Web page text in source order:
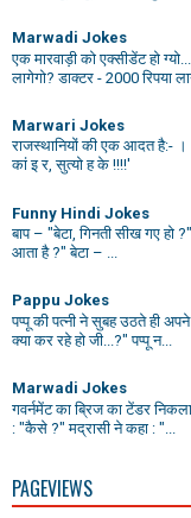
Marwadi Jokes
एक मारवाड़ी को एक्सीडेंट हो
लागेगो? डाक्टर - 2000 रिपया
Marwari Jokes
राजस्थानियों की एक आदत है:-
कां इ र, सुत्यो ह के !!!!'
Funny Hindi Jokes
बाप – "बेटा, गिनती सीख गए हो
आता है ?" बेटा – ...
Pappu Jokes
पप्पू की पत्नी ने सुबह उठते ही
क्या कर रहे हो जी...?" पप्पू न...
Marwadi Jokes
गवर्नमेंट का ब्रिज का टेंडर
: "कैसे ?" मद्रासी ने कहा : "...
PAGEVIEWS